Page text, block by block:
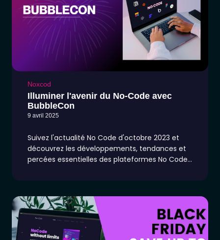
Noxcod
Illuminer l'avenir du No-Code avec
BubbleCon
9 avril 2025
Suivez l'actualité No Code d'octobre 2023 et
découvrez les développements, tendances et
percées essentielles des plateformes No Code
no-code et stimuler votre créativité.